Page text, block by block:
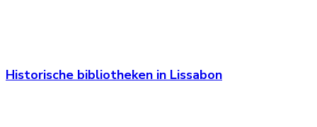
Historische bibliotheken in Lissabon